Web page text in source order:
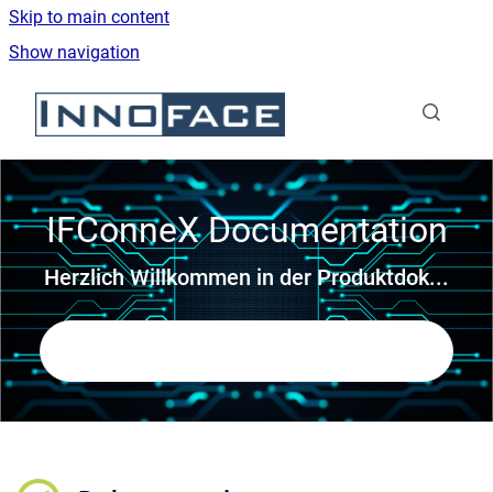
Skip to main content
Show navigation
Go to homepage
IFConneX Documentation
Herzlich Willkommen in der Produktdok...